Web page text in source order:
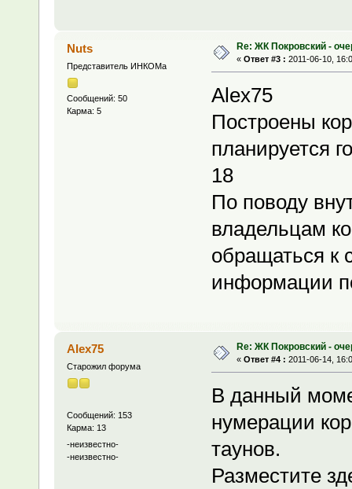
Nuts
Представитель ИНКОМа
Сообщений: 50
Карма: 5
Re: ЖК Покровский -
« Ответ #3 : 2011-06-10,
Alex75
Построены
планируется
18
По поводу
владельцам
обращаться к
информации
Alex75
Старожил форума
Сообщений: 153
Карма: 13
-неизвестно-
-неизвестно-
Re: ЖК Покровский -
« Ответ #4 : 2011-06-14,
В данный
нумерации
таунов.
Разместите